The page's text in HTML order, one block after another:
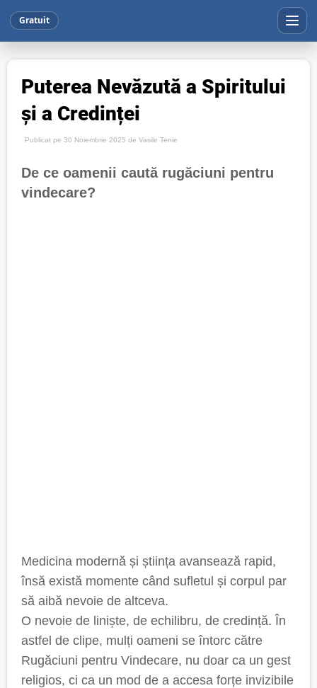
Gratuit
Puterea Nevăzută a Spiritului
și a Credinței
Publicat pe 30 Noiembrie 2025 de Vasile Tenie
De ce oamenii caută rugăciuni pentru
vindecare?
Medicina modernă și știința avansează rapid,
însă există momente când sufletul și corpul par
să aibă nevoie de altceva.
O nevoie de liniște, de echilibru, de credință. În
astfel de clipe, mulți oameni se întorc către
Rugăciuni pentru Vindecare, nu doar ca un gest
religios, ci ca un mod de a accesa forțe invizibile